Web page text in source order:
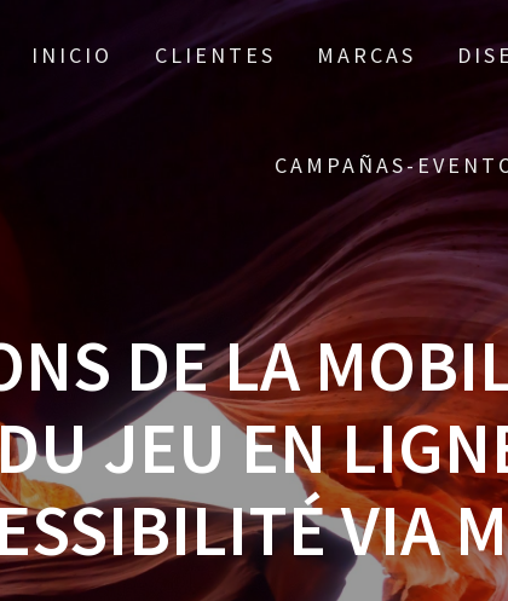
INICIO CLIENTES MARCAS
CAMPAÑAS-
DE LA
JEU EN
VIA